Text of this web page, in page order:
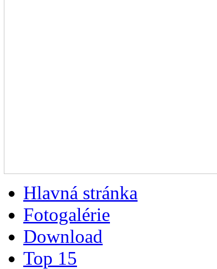
Hlavná stránka
Fotogalérie
Download
Top 15